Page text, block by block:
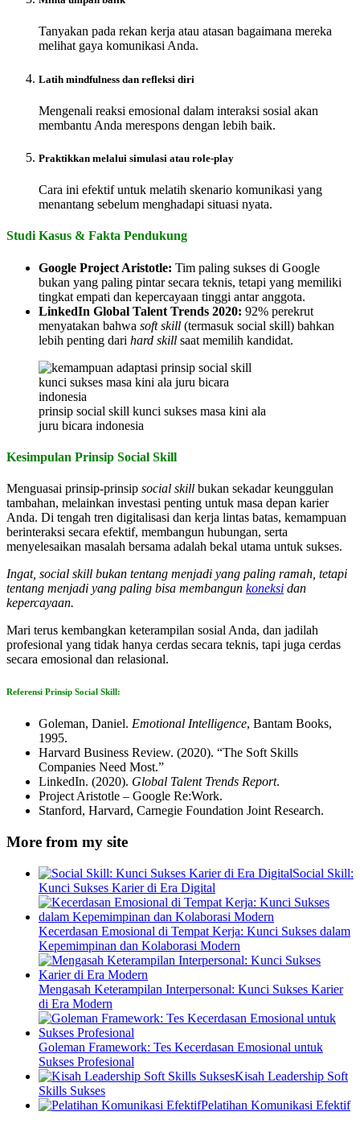
Tanyakan pada rekan kerja atau atasan bagaimana mereka
melihat gaya komunikasi Anda.
Latih mindfulness dan refleksi diri
Mengenali reaksi emosional dalam interaksi sosial akan
membantu Anda merespons dengan lebih baik.
Praktikkan melalui simulasi atau role-play
Cara ini efektif untuk melatih skenario komunikasi yang
menantang sebelum menghadapi situasi nyata.
Studi Kasus & Fakta Pendukung
Google Project Aristotle: Tim paling sukses di Google
bukan yang paling pintar secara teknis, tetapi yang memiliki
tingkat empati dan kepercayaan tinggi antar anggota.
LinkedIn Global Talent Trends 2020: 92% perekrut
menyatakan bahwa soft skill (termasuk social skill) bahkan
lebih penting dari hard skill saat memilih kandidat.
prinsip social skill kunci sukses masa kini ala
juru bicara indonesia
Kesimpulan Prinsip Social Skill
Menguasai prinsip-prinsip social skill bukan sekadar keunggulan
tambahan, melainkan investasi penting untuk masa depan karier
Anda. Di tengah tren digitalisasi dan kerja lintas batas, kemampuan
berinteraksi secara efektif, membangun hubungan, serta
menyelesaikan masalah bersama adalah bekal utama untuk sukses.
Ingat, social skill bukan tentang menjadi yang paling ramah, tetapi
tentang menjadi yang paling bisa membangun koneksi dan
kepercayaan.
Mari terus kembangkan keterampilan sosial Anda, dan jadilah
profesional yang tidak hanya cerdas secara teknis, tapi juga cerdas
secara emosional dan relasional.
Referensi Prinsip Social Skill:
Goleman, Daniel. Emotional Intelligence, Bantam Books,
1995.
Harvard Business Review. (2020). “The Soft Skills
Companies Need Most.”
LinkedIn. (2020). Global Talent Trends Report.
Project Aristotle – Google Re:Work.
Stanford, Harvard, Carnegie Foundation Joint Research.
More from my site
Social Skill:
Kunci Sukses Karier di Era Digital
Kecerdasan Emosional di Tempat Kerja: Kunci Sukses dalam
Kepemimpinan dan Kolaborasi Modern
Mengasah Keterampilan Interpersonal: Kunci Sukses Karier
di Era Modern
Goleman Framework: Tes Kecerdasan Emosional untuk
Sukses Profesional
Kisah Leadership Soft
Skills Sukses
Pelatihan Komunikasi Efektif